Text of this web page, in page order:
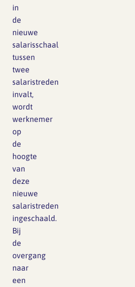
in
de
nieuwe
salarisschaal
tussen
twee
salaristreden
invalt,
wordt
werknemer
op
de
hoogte
van
deze
nieuwe
salaristreden
ingeschaald.
Bij
de
overgang
naar
een